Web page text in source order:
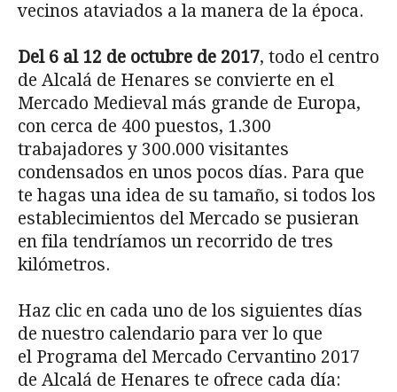
vecinos ataviados a la manera de la época.
Del 6 al 12 de octubre de 2017, todo el centro
de Alcalá de Henares se convierte en el
Mercado Medieval más grande de Europa,
con cerca de 400 puestos, 1.300
trabajadores y 300.000 visitantes
condensados en unos pocos días. Para que
te hagas una idea de su tamaño, si todos los
establecimientos del Mercado se pusieran
en fila tendríamos un recorrido de tres
kilómetros.
Haz clic en cada uno de los siguientes días
de nuestro calendario para ver lo que
el Programa del Mercado Cervantino 2017
de Alcalá de Henares te ofrece cada día: